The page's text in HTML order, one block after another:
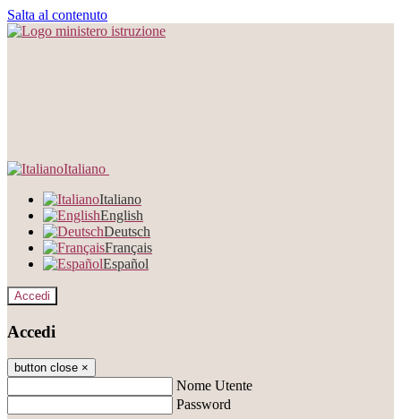
Salta al contenuto
Italiano
Italiano
English
Deutsch
Français
Español
Accedi
Accedi
button close ×
Nome Utente
Password